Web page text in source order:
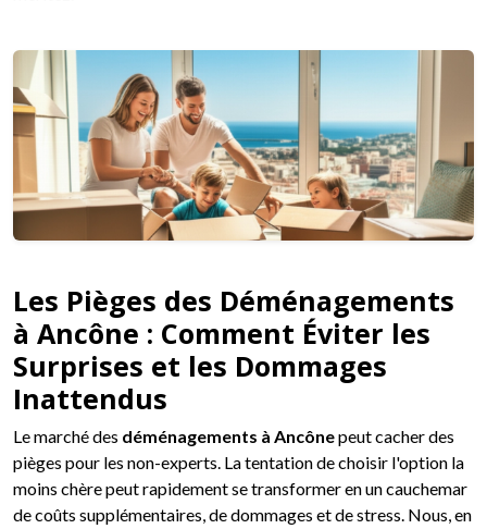
Les Pièges des Déménagements
à Ancône : Comment Éviter les
Surprises et les Dommages
Inattendus
Le marché des déménagements à Ancônepeut cacher des
pièges pour les non-experts. La tentation de choisir l'option la
moins chère peut rapidement se transformer en un cauchemar
de coûts supplémentaires, de dommages et de stress. Nous, en